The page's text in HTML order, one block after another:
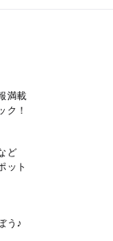
満載
ク！
ど
ット
う♪